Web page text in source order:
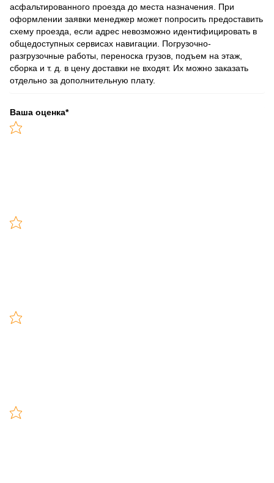
асфальтированного проезда до места назначения. При
оформлении заявки менеджер может попросить предоставить
схему проезда, если адрес невозможно идентифицировать в
общедоступных сервисах навигации. Погрузочно-
разгрузочные работы, переноска грузов, подъем на этаж,
сборка и т. д. в цену доставки не входят. Их можно заказать
отдельно за дополнительную плату.
Ваша оценка*